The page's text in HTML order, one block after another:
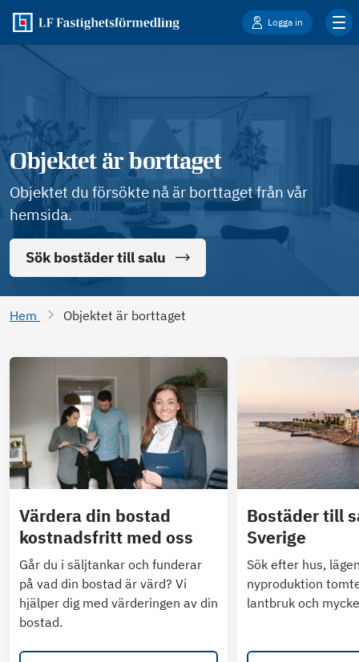
Logga in
Objektet är borttaget
Objektet du försökte nå är borttaget från vår
hemsida.
Sök bostäder till salu
Hem Objektet är borttaget
Värdera din bostad
kostnadsfritt med oss
Går du i säljtankar och funderar
på vad din bostad är värd? Vi
hjälper dig med värderingen av din
bostad.
Bostäder till
Sverige
Sök efter hus,
nyproduktion
lantbruk och